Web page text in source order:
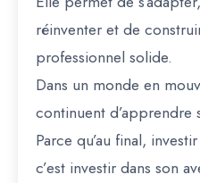
réinventer et de
professionnel solide.
Dans un monde en
continuent d’apprendre
Parce qu’au final,
c’est investir dans son